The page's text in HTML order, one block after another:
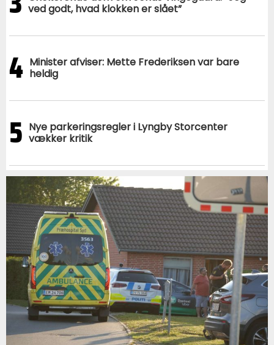
ved godt, hvad klokken er slået”
4 Minister afviser: Mette Frederiksen var bare
heldig
5 Nye parkeringsregler i Lyngby Storcenter
vækker kritik